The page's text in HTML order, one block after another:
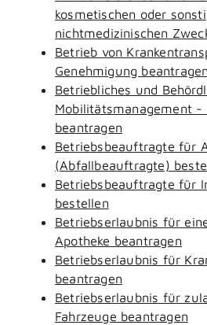
kosmetischen oder
nichtmedizinischen
Betrieb von
Genehmigung beantragen
Betriebliches und
Mobilitätsmanagement -
beantragen
Betriebsbeauftragte für
(Abfallbeauftragte)
Betriebsbeauftragte für
bestellen
Betriebserlaubnis für
Apotheke beantragen
Betriebserlaubnis für
beantragen
Betriebserlaubnis für
Fahrzeuge beantragen